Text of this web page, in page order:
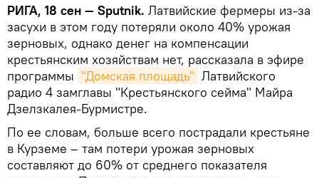
РИГА, 18 сен — Sputnik. Латвийские фермеры из-за
засухи в этом году потеряли около 40% урожая
зерновых, однако денег на компенсации
крестьянским хозяйствам нет, рассказала в эфире
программы "Домская площадь" Латвийского
радио 4 замглавы "Крестьянского сейма" Майра
Дзелзкалея-Бурмистре.
По ее словам, больше всего пострадали крестьяне
в Курземе – там потери урожая зерновых
составляют до 60% от среднего показателя